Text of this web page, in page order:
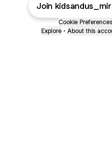
Join
Cookie Preferences
Explore • About this